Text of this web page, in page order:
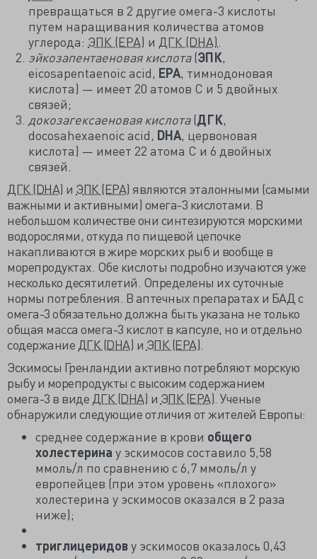
превращаться в 2 другие омега-3 кислоты
путем наращивания количества атомов
углерода: ЭПК (EPA) и ДГК (DHA)
эйкозапентаеновая кислота(ЭПК,
eicosapentaenoic acid, EPA, тимнодоновая
кислота) — имеет 20 атомов С и 5 двойных
связей;
докозагексаеновая кислота(ДГК,
docosahexaenoic acid, DHA, цервоновая
кислота) — имеет 22 атома С и 6 двойных
связей.
ДГК (DHA) и ЭПК (EPA) являются эталонными (самыми
важными и активными) омега-3 кислотами. В
небольшом количестве они синтезируются морскими
водорослями, откуда по пищевой цепочке
накапливаются в жире морских рыб и вообще в
морепродуктах. Обе кислоты подробно изучаются уже
несколько десятилетий. Определены их суточные
нормы потребления. В аптечных препаратах и БАД с
омега-3 обязательно должна быть указана не только
общая масса омега-3 кислот в капсуле, но и отдельно
содержание ДГК (DHA) и ЭПК (EPA)
Эскимосы Гренландии активно потребляют морскую
рыбу и морепродукты с высоким содержанием
омега-3 в виде ДГК (DHA) и ЭПК (EPA) . Ученые
обнаружили следующие отличия от жителей Европы:
среднее содержание в крови общего
холестерина у эскимосов составило 5,58
ммоль/л по сравнению с 6,7 ммоль/л у
европейцев (при этом уровень «плохого»
холестерина у эскимосов оказался в 2 раза
ниже);
триглицеридову эскимосов оказалось 0,43